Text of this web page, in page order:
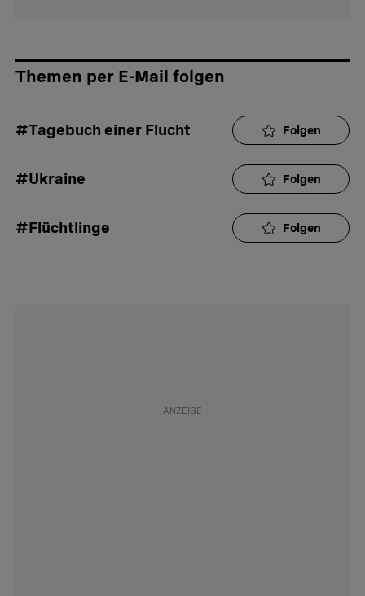
Themen per E-Mail folgen
#Tagebuch einer Flucht Folgen
#Ukraine Folgen
#Flüchtlinge Folgen